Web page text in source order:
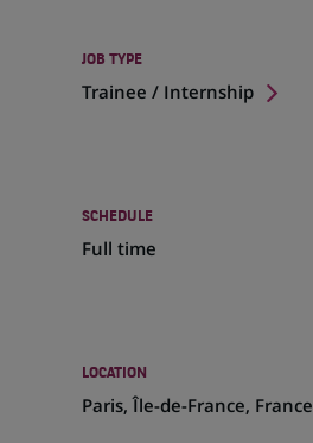
JOB TYPE
Trainee / Internship
SCHEDULE
Full time
LOCATION
Paris, Île-de-France, France
(Opens